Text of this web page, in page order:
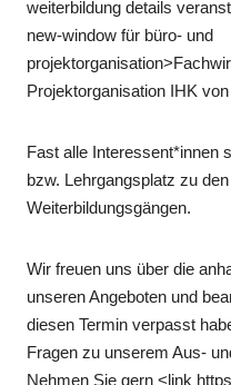
weiterbildung details
new-window für büro- und
Projektorganisation IHK
Fast alle Interessent*innen
bzw. Lehrgangsplatz zu
Weiterbildungsgängen.
Wir freuen uns über die
unseren Angeboten und
diesen Termin verpasst
Fragen zu unserem Aus-
Nehmen Sie gern <link